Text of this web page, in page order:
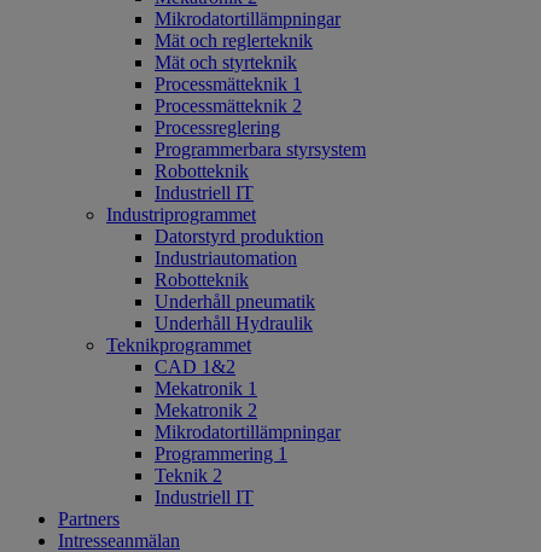
Mikrodatortillämpningar
Mät och reglerteknik
Mät och styrteknik
Processmätteknik 1
Processmätteknik 2
Processreglering
Programmerbara styrsystem
Robotteknik
Industriell IT
Industriprogrammet
Datorstyrd produktion
Industriautomation
Robotteknik
Underhåll pneumatik
Underhåll Hydraulik
Teknikprogrammet
CAD 1&2
Mekatronik 1
Mekatronik 2
Mikrodatortillämpningar
Programmering 1
Teknik 2
Industriell IT
Partners
Intresseanmälan